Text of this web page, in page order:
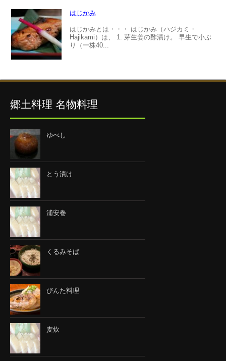
はじかみ
はじかみとは・・・ はじかみ（ハジカミ・
Hajikami）は、 1. 芽生姜の酢漬け。 早生で小ぶ
り（一株40...
郷土料理 名物料理
ゆべし
とう漬け
浦安巻
くるみそば
びんた料理
麦炊